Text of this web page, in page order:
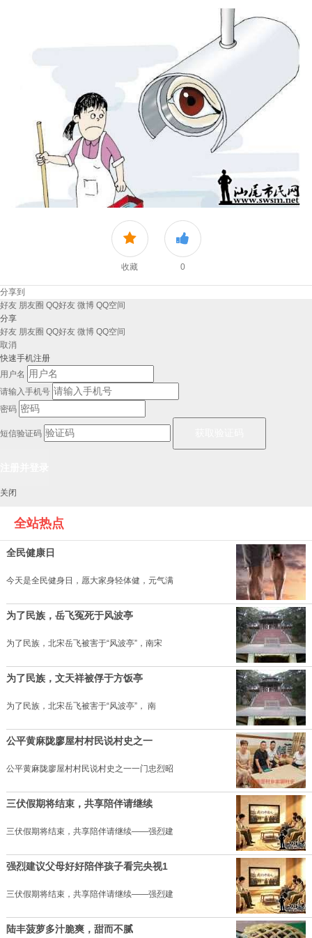
收藏 0
分享到
好友 朋友圈 QQ好友 微博 QQ空间
分享
好友 朋友圈 QQ好友 微博 QQ空间
取消
快速手机注册
用户名
请输入手机号
密码
短信验证码
关闭
全站热点
全民健康日
今天是全民健身日，愿大家身轻体健，元气满
为了民族，岳飞冤死于风波亭
为了民族，北宋岳飞被害于“风波亭”，南宋
为了民族，文天祥被俘于方饭亭
为了民族，北宋岳飞被害于“风波亭”， 南
公平黄麻陇廖屋村村民说村史之一
公平黄麻陇廖屋村村民说村史之一一门忠烈昭
三伏假期将结束，共享陪伴请继续
三伏假期将结束，共享陪伴请继续——强烈建
强烈建议父母好好陪伴孩子看完央视1
三伏假期将结束，共享陪伴请继续——强烈建
陆丰菠萝多汁脆爽，甜而不腻